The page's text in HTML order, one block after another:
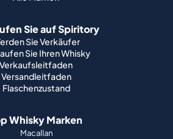
Sie auf Spiritory
Sie Verkäufer
Sie Ihren Whisky
Verkaufsleitfaden
Versandleitfaden
Flaschenzustand
Whisky Marken
Macallan